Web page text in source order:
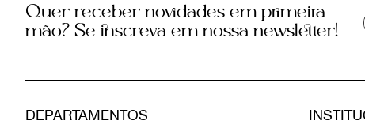
Quer receber novidades em primeira
mão? Se inscreva em nossa newsletter!
DEPARTAMENTOS